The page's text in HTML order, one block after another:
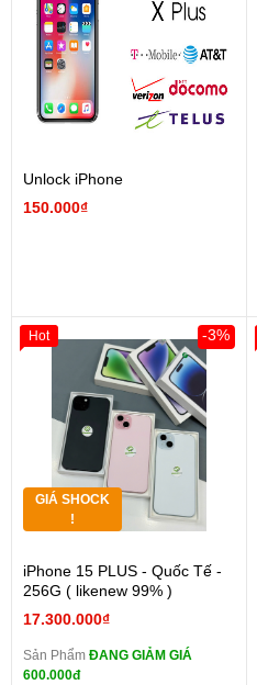
Unlock iPhone
150.000₫
GIÁ SHOCK
!
iPhone 15 PLUS - Quốc Tế -
256G ( likenew 99% )
17.300.000₫
-3%
Sản Phẩm ĐANG GIẢM GIÁ
600.000đ
Hot